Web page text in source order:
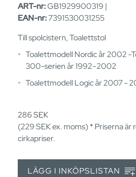
ART-nr:GB1929900319 |
EAN-nr:7391530031255
Till spolcistern, Toalettstol
Toalettmodell Nordic år 2002 -
300-serien år 1992 - 2002
Toalettmodell Logic år 2007 -
286SEK
(229SEKex. moms) * Priserna är
cirkapriser.
LÄGG I INKÖPSLISTAN